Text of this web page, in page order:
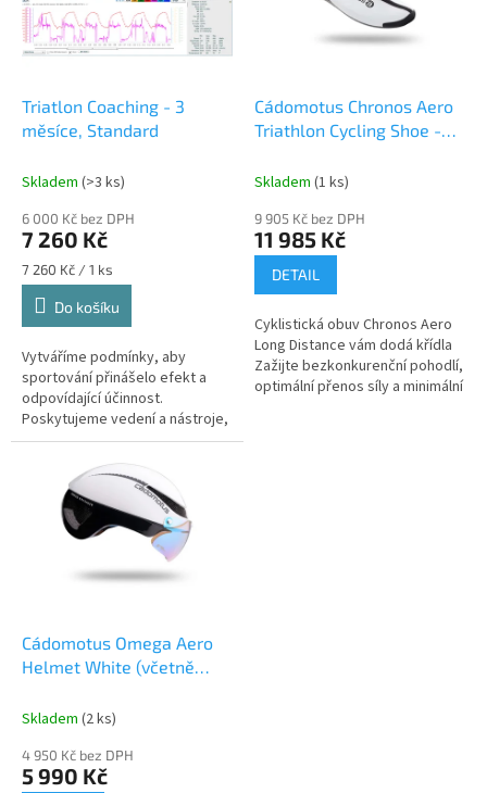
a
o
n
h
o
p
u
Triatlon Coaching - 3
měsíce, Standard
Skladem (>3 ks)
6 000 Kč bez DPH
7 260 Kč
Měrná
cena:
7 260 Kč / 1 ks
Do košíku
Vytváříme podmínky, aby
sportování přinášelo efekt a
odpovídající účinnost.
Poskytujeme vedení a nástroje,
které vás udrží na správné
cestě s odpovídajícími
sportovní...
Cádomotus Chronos Aero
Triathlon Cycling Shoe -
Skladem (1 ks)
9 905 Kč bez DPH
11 985 Kč
DETAIL
Cyklistická obuv Chronos Aero
Long Distance vám dodá křídla
Zažijte bezkonkurenční pohodlí,
optimální přenos síly a minimální
Cádomotus Omega Aero
Helmet White (včetně
Skladem (2 ks)
4 950 Kč bez DPH
5 990 Kč